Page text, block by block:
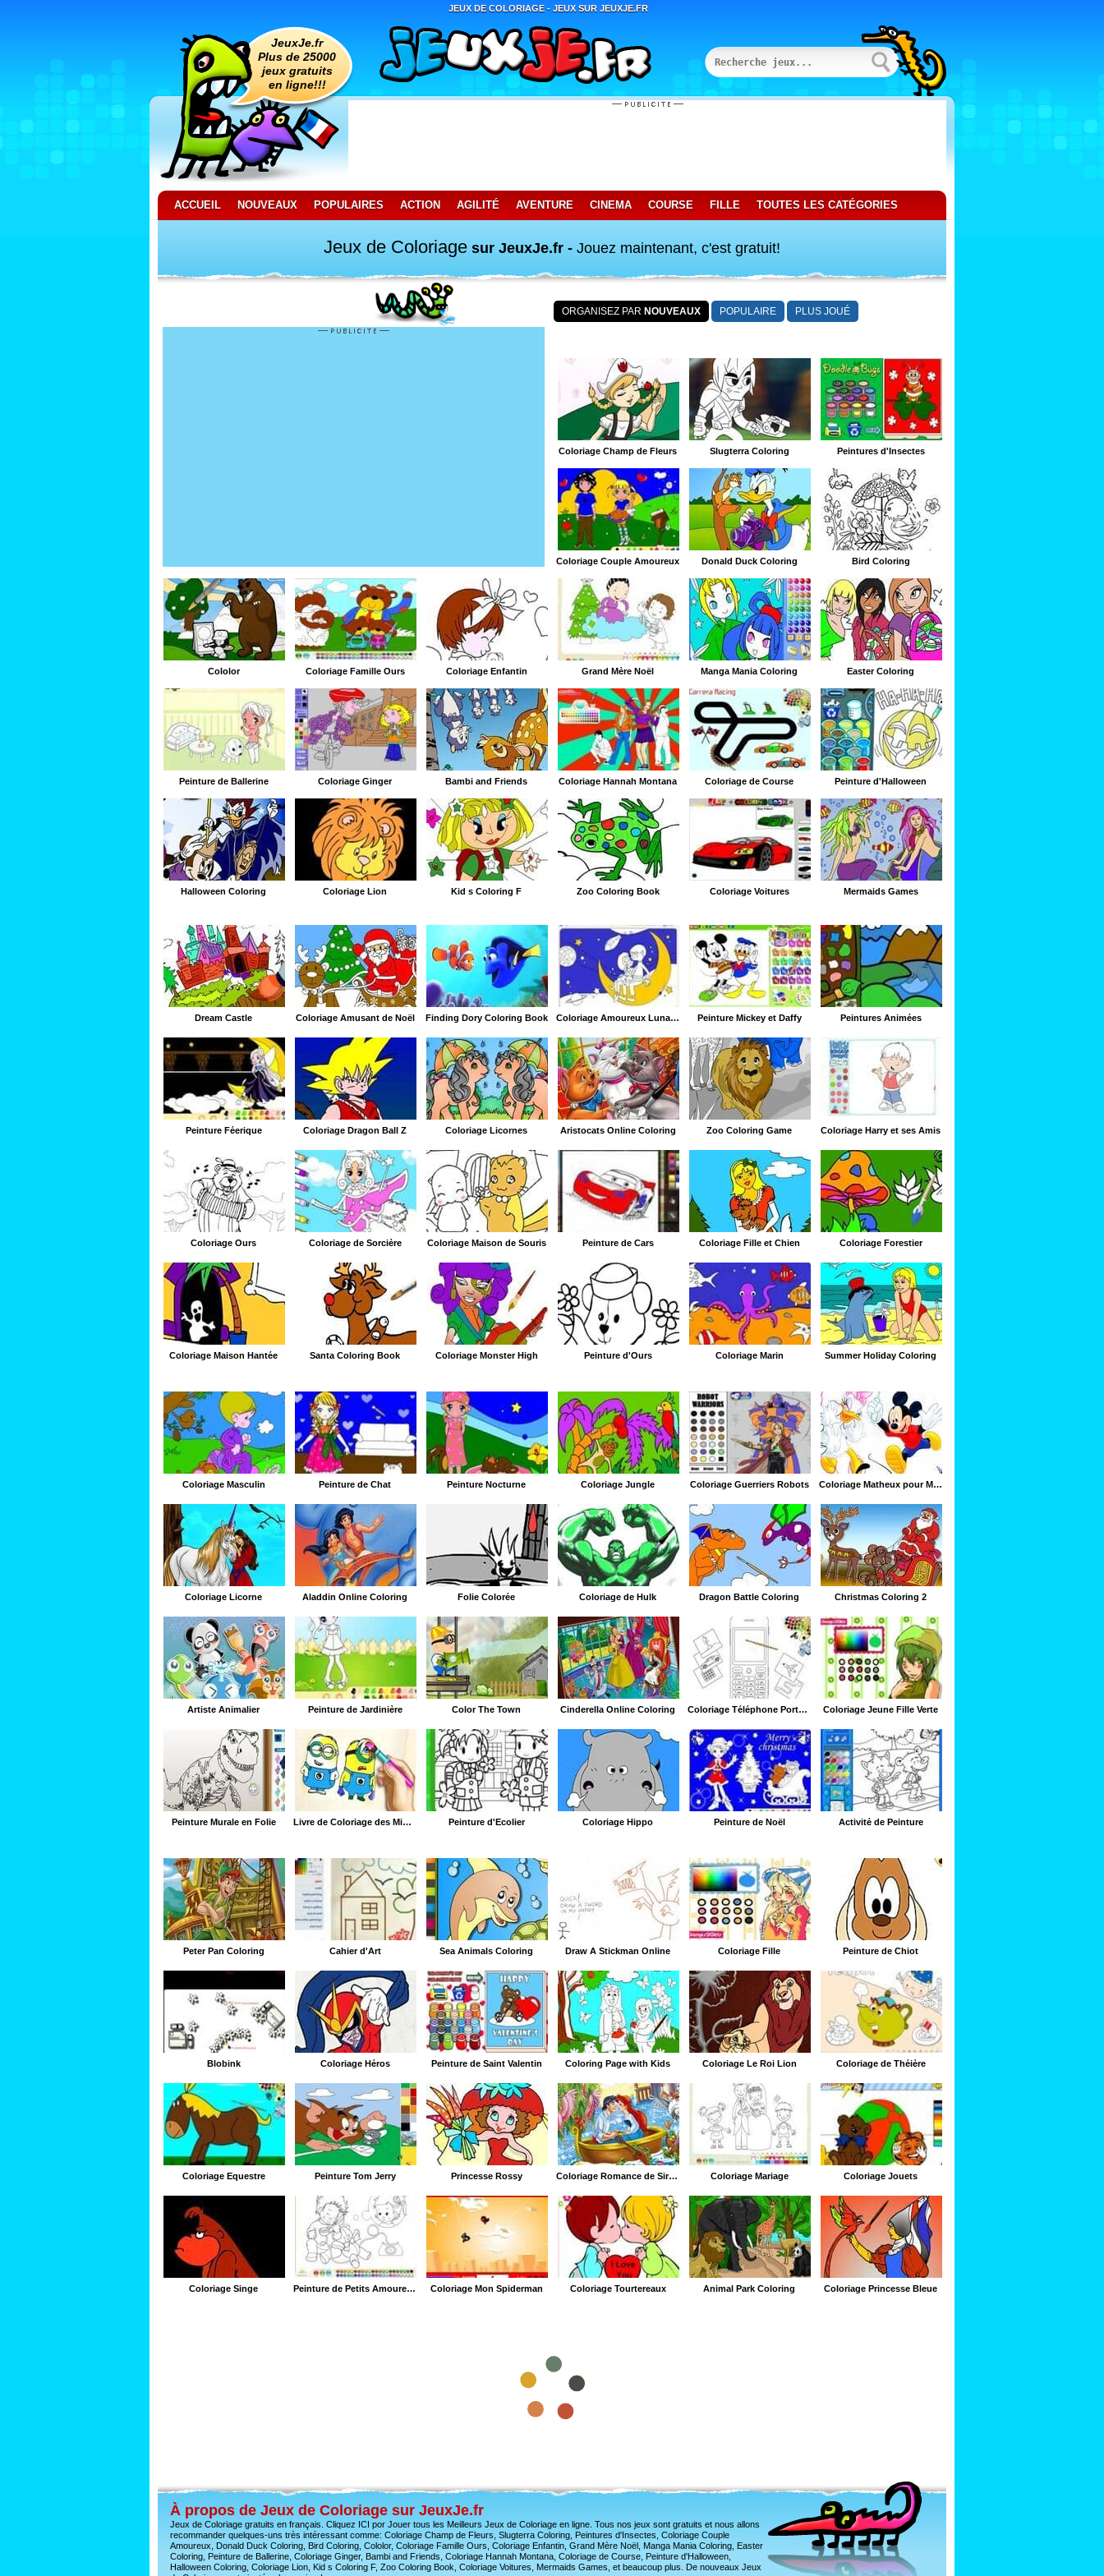
JEUX DE COLORIAGE - JEUX SUR JEUXJE.FR
JeuxJe.fr
Plus de 25000
jeux gratuits
en ligne!!!
ACCUEIL NOUVEAUX POPULAIRES ACTION AGILITÉ AVENTURE CINEMA COURSE FILLE TOUTES LES CATÉGORIES
Jeux de Coloriage sur JeuxJe.fr - Jouez maintenant, c'est gratuit!
ORGANISEZ PAR NOUVEAUX POPULAIRE PLUS JOUÉ
Coloriage Champ de Fleurs Slugterra Coloring Peintures d'Insectes
Coloriage Couple Amoureux Donald Duck Coloring Bird Coloring
Cololor Coloriage Famille Ours Coloriage Enfantin Grand Mère Noël Manga Mania Coloring Easter Coloring
Peinture de Ballerine Coloriage Ginger Bambi and Friends Coloriage Hannah Montana Coloriage de Course Peinture d'Halloween
Halloween Coloring Coloriage Lion Kid s Coloring F Zoo Coloring Book Coloriage Voitures Mermaids Games
Dream Castle Coloriage Amusant de Noël Finding Dory Coloring Book Coloriage Amoureux Lunaires Peinture Mickey et Daffy Peintures Animées
Peinture Féerique Coloriage Dragon Ball Z Coloriage Licornes Aristocats Online Coloring Zoo Coloring Game Coloriage Harry et ses Amis
Coloriage Ours Coloriage de Sorcière Coloriage Maison de Souris Peinture de Cars Coloriage Fille et Chien Coloriage Forestier
Coloriage Maison Hantée Santa Coloring Book Coloriage Monster High Peinture d'Ours Coloriage Marin Summer Holiday Coloring
Coloriage Masculin Peinture de Chat Peinture Nocturne Coloriage Jungle Coloriage Guerriers Robots Coloriage Matheux pour Mickey
Coloriage Licorne Aladdin Online Coloring Folie Colorée Coloriage de Hulk Dragon Battle Coloring Christmas Coloring 2
Artiste Animalier Peinture de Jardinière Color The Town Cinderella Online Coloring Coloriage Téléphone Portable Coloriage Jeune Fille Verte
Peinture Murale en Folie Livre de Coloriage des Minions Peinture d'Écolier Coloriage Hippo Peinture de Noël Activité de Peinture
Peter Pan Coloring Cahier d'Art Sea Animals Coloring Draw A Stickman Online Coloriage Fille Peinture de Chiot
Blobink Coloriage Héros Peinture de Saint Valentin Coloring Page with Kids Coloriage Le Roi Lion Coloriage de Théière
Coloriage Équestre Peinture Tom Jerry Princesse Rossy Coloriage Romance de Sirènes Coloriage Mariage Coloriage Jouets
Coloriage Singe Peinture de Petits Amoureux Coloriage Mon Spiderman Coloriage Tourtereaux Animal Park Coloring Coloriage Princesse Bleue
À propos de Jeux de Coloriage sur JeuxJe.fr
Jeux de Coloriage gratuits en français. Cliquez ICI por Jouer tous les Meilleurs Jeux de Coloriage en ligne. Tous nos jeux sont gratuits et nous allons
recommander quelques-uns très intéressant comme: Coloriage Champ de Fleurs, Slugterra Coloring, Peintures d'Insectes, Coloriage Couple
Amoureux, Donald Duck Coloring, Bird Coloring, Cololor, Coloriage Famille Ours, Coloriage Enfantin, Grand Mère Noël, Manga Mania Coloring, Easter
Coloring, Peinture de Ballerine, Coloriage Ginger, Bambi and Friends, Coloriage Hannah Montana, Coloriage de Course, Peinture d'Halloween,
Halloween Coloring, Coloriage Lion, Kid s Coloring F, Zoo Coloring Book, Coloriage Voitures, Mermaids Games, et beaucoup plus. De nouveaux Jeux